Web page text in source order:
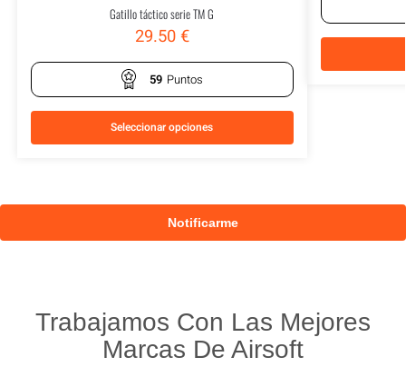
Gatillo táctico serie TM G
29.50€
59 Puntos
Seleccionar opciones
Trabajamos Con Las Mejores
Marcas De Airsoft